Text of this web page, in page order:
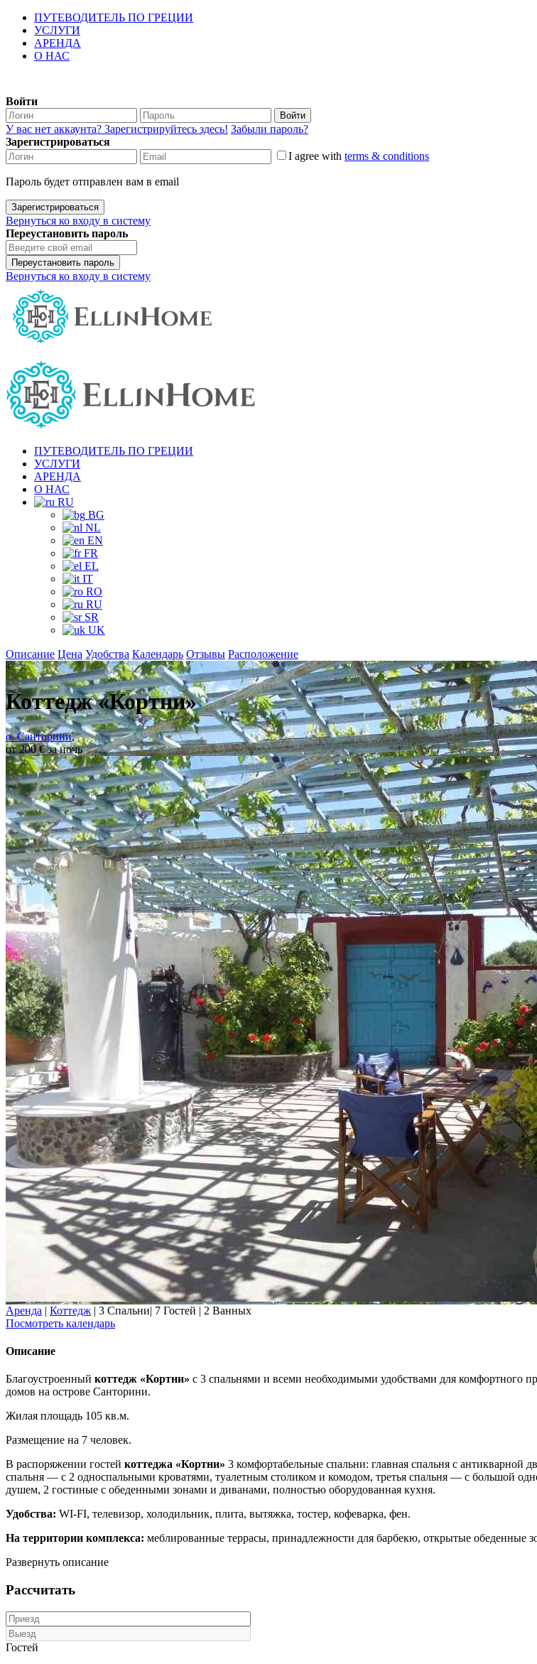
ПУТЕВОДИТЕЛЬ ПО ГРЕЦИИ
УСЛУГИ
АРЕНДА
О НАС
Войти
Войти
У вас нет аккаунта? Зарегистрируйтесь здесь! Забыли пароль?
Зарегистрироваться
I agree with terms & conditions
Пароль будет отправлен вам в email
Зарегистрироваться
Вернуться ко входу в систему
Переустановить пароль
Переустановить пароль
Вернуться ко входу в систему
ПУТЕВОДИТЕЛЬ ПО ГРЕЦИИ
УСЛУГИ
АРЕНДА
О НАС
RU
BG
NL
EN
FR
EL
IT
RO
RU
SR
UK
Описание Цена Удобства Календарь Отзывы Расположение
+
Коттедж «Кортни»
о. Санторини,
от 200 € за ночь
Аренда | Коттедж | 3 Спальни| 7 Гостей | 2 Ванных
Посмотреть календарь
Описание
Благоустроенный коттедж «Кортни» с 3 спальнями и всеми необходимыми удобствами для комфортного
домов на острове Санторини.
Жилая площадь 105 кв.м.
Размещение на 7 человек.
В распоряжении гостей коттеджа «Кортни» 3 комфортабельные спальни: главная спальня с
спальня — с 2 односпальными кроватями, туалетным столиком и комодом, третья спальня — с большой
душем, 2 гостиные с обеденными зонами и диванами, полностью оборудованная кухня.
Удобства: WI-FI, телевизор, холодильник, плита, вытяжка, тостер, кофеварка, фен.
На территории комплекса: меблированные террасы, принадлежности для барбекю, открытые обеденные
Развернуть описание
Рассчитать
Гостей